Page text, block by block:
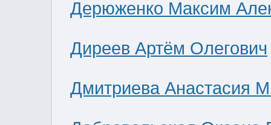
Дерюженко Максим
Диреев Артём Олегович
Дмитриева Анастасия